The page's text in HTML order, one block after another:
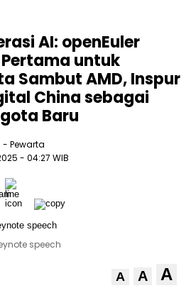
AI: openEuler
untuk
Sambut AMD, Inspur
China sebagai
Baru
- Pewarta
- 04:27 WIB
speech
A A A